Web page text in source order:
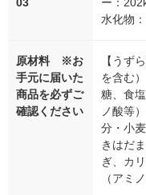
03
ー：
水化物
原材料 ※お
手元に届いた
商品を必ずご
確認ください
【うず
を含む
糖、食
ノ酸等
分・小
きはだ
ぎ、カ
（アミ